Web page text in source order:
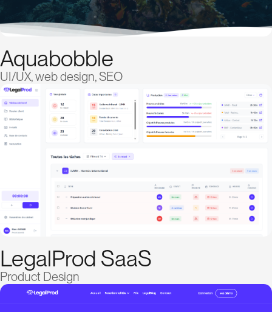
Aquabobble
UI/UX, web design, SEO
LegalProd SaaS
Product Design